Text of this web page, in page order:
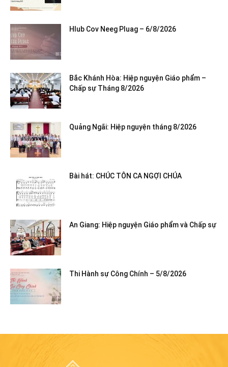
Hlub Cov Neeg Pluag – 6/8/2026
Bắc Khánh Hòa: Hiệp nguyện Giáo phẩm –
Chấp sự Tháng 8/2026
Quảng Ngãi: Hiệp nguyện tháng 8/2026
Bài hát: CHÚC TÔN CA NGỢI CHÚA
An Giang: Hiệp nguyện Giáo phẩm và Chấp sự
Thi Hành sự Công Chính – 5/8/2026